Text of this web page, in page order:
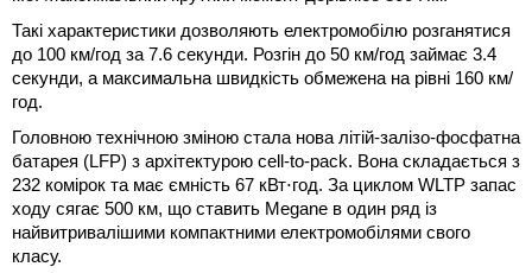
Такі характеристики дозволяють електромобілю розганятися
до 100 км/год за 7.6 секунди. Розгін до 50 км/год займає 3.4
секунди, а максимальна швидкість обмежена на рівні 160 км/
год.
Головною технічною зміною стала нова літій-залізо-фосфатна
батарея (LFP) з архітектурою cell-to-pack. Вона складається з
232 комірок та має ємність 67 кВт⋅год. За циклом WLTP запас
ходу сягає 500 км, що ставить Megane в один ряд із
найвитривалішими компактними електромобілями свого
класу.